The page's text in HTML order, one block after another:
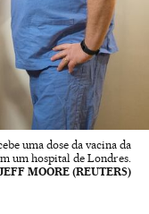
uma dose da vacina da
um hospital de Londres.
MOORE (REUTERS)